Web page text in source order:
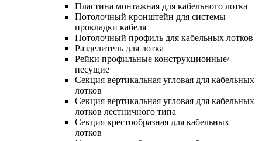
Пластина монтажная для кабельного лотка
Потолочный кронштейн для системы
прокладки кабеля
Потолочный профиль для кабельных лотков
Разделитель для лотка
Рейки профильные конструкционные/
несущие
Секция вертикальная угловая для кабельных
лотков
Секция вертикальная угловая для кабельных
лотков лестничного типа
Секция крестообразная для кабельных
лотков